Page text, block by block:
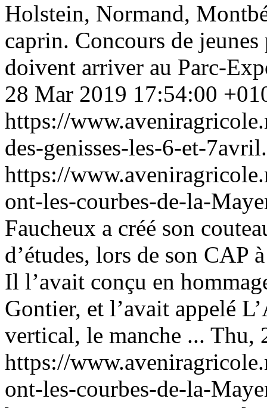
Holstein, Normand,
caprin. Concours de
doivent arriver au Parc-
28 Mar 2019 17:54:00
https://
des-genisses-les-6-et-
https://
ont-les-courbes-de-la-
Faucheux a créé son
d’études, lors de son CAP
Il l’avait conçu en
Gontier, et l’avait appelé
vertical, le manche ... Thu,
https://
ont-les-courbes-de-la-